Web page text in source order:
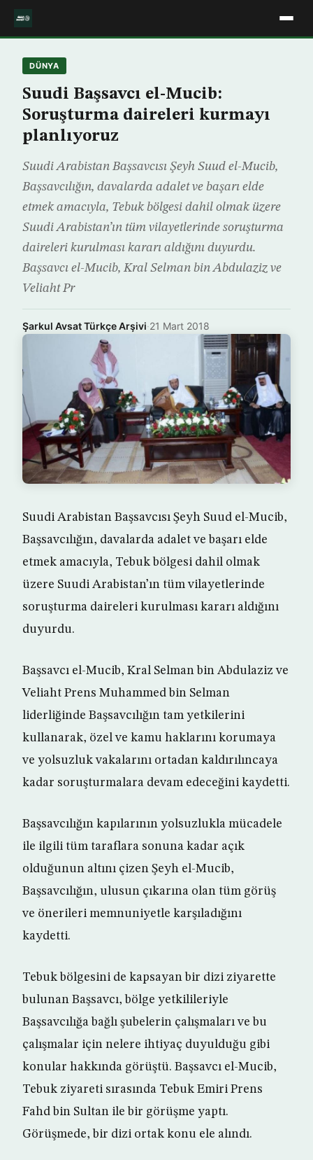
DÜNYA
Suudi Başsavcı el-Mucib:
Soruşturma daireleri kurmayı
planlıyoruz
Suudi Arabistan Başsavcısı Şeyh Suud el-Mucib,
Başsavcılığın, davalarda adalet ve başarı elde
etmek amacıyla, Tebuk bölgesi dahil olmak üzere
Suudi Arabistan’ın tüm vilayetlerinde soruşturma
daireleri kurulması kararı aldığını duyurdu.
Başsavcı el-Mucib, Kral Selman bin Abdulaziz ve
Veliaht Pr
Şarkul Avsat Türkçe Arşivi·21 Mart 2018
Suudi Arabistan Başsavcısı Şeyh Suud el-Mucib,
Başsavcılığın, davalarda adalet ve başarı elde
etmek amacıyla, Tebuk bölgesi dahil olmak
üzere Suudi Arabistan’ın tüm vilayetlerinde
soruşturma daireleri kurulması kararı aldığını
duyurdu.
Başsavcı el-Mucib, Kral Selman bin Abdulaziz ve
Veliaht Prens Muhammed bin Selman
liderliğinde Başsavcılığın tam yetkilerini
kullanarak, özel ve kamu haklarını korumaya
ve yolsuzluk vakalarını ortadan kaldırılıncaya
kadar soruşturmalara devam edeceğini kaydetti.
Başsavcılığın kapılarının yolsuzlukla mücadele
ile ilgili tüm taraflara sonuna kadar açık
olduğunun altını çizen Şeyh el-Mucib,
Başsavcılığın, ulusun çıkarına olan tüm görüş
ve önerileri memnuniyetle karşıladığını
kaydetti.
Tebuk bölgesini de kapsayan bir dizi ziyarette
bulunan Başsavcı, bölge yetkilileriyle
Başsavcılığa bağlı şubelerin çalışmaları ve bu
çalışmalar için nelere ihtiyaç duyulduğu gibi
konular hakkında görüştü. Başsavcı el-Mucib,
Tebuk ziyareti sırasında Tebuk Emiri Prens
Fahd bin Sultan ile bir görüşme yaptı.
Görüşmede, bir dizi ortak konu ele alındı.